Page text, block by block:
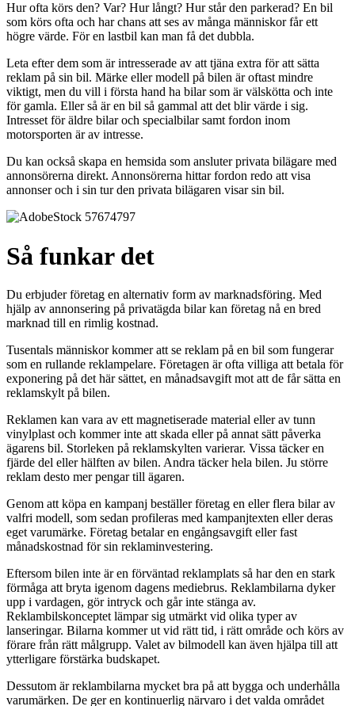
Hur ofta körs den? Var? Hur långt? Hur står den parkerad? En bil
som körs ofta och har chans att ses av många människor får ett
högre värde. För en lastbil kan man få det dubbla.
Leta efter dem som är intresserade av att tjäna extra för att sätta
reklam på sin bil. Märke eller modell på bilen är oftast mindre
viktigt, men du vill i första hand ha bilar som är välskötta och inte
för gamla. Eller så är en bil så gammal att det blir värde i sig.
Intresset för äldre bilar och specialbilar samt fordon inom
motorsporten är av intresse.
Du kan också skapa en hemsida som ansluter privata bilägare med
annonsörerna direkt. Annonsörerna hittar fordon redo att visa
annonser och i sin tur den privata bilägaren visar sin bil.
Så funkar det
Du erbjuder företag en alternativ form av marknadsföring. Med
hjälp av annonsering på privatägda bilar kan företag nå en bred
marknad till en rimlig kostnad.
Tusentals människor kommer att se reklam på en bil som fungerar
som en rullande reklampelare. Företagen är ofta villiga att betala för
exponering på det här sättet, en månadsavgift mot att de får sätta en
reklamskylt på bilen.
Reklamen kan vara av ett magnetiserade material eller av tunn
vinylplast och kommer inte att skada eller på annat sätt påverka
ägarens bil. Storleken på reklamskylten varierar. Vissa täcker en
fjärde del eller hälften av bilen. Andra täcker hela bilen. Ju större
reklam desto mer pengar till ägaren.
Genom att köpa en kampanj beställer företag en eller flera bilar av
valfri modell, som sedan profileras med kampanjtexten eller deras
eget varumärke. Företag betalar en engångsavgift eller fast
månadskostnad för sin reklaminvestering.
Eftersom bilen inte är en förväntad reklamplats så har den en stark
förmåga att bryta igenom dagens mediebrus. Reklambilarna dyker
upp i vardagen, gör intryck och går inte stänga av.
Reklambilskonceptet lämpar sig utmärkt vid olika typer av
lanseringar. Bilarna kommer ut vid rätt tid, i rätt område och körs av
förare från rätt målgrupp. Valet av bilmodell kan även hjälpa till att
ytterligare förstärka budskapet.
Dessutom är reklambilarna mycket bra på att bygga och underhålla
varumärken. De ger en kontinuerlig närvaro i det valda området